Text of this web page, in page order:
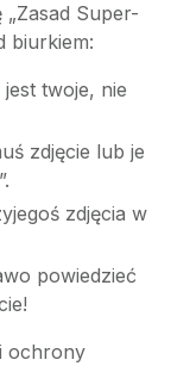
Super-
biurkiem:
twoje, nie
zdjęcie lub je
zdjęcia w
powiedzieć
ochrony